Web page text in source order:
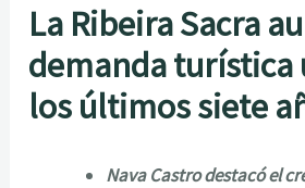
La Ribeira Sacra
demanda turística
los últimos siete
Nava Castro destacó el